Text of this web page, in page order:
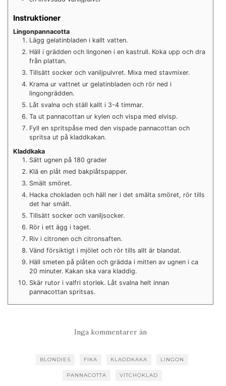
Instruktioner
Lingonpannacotta
Lägg gelatinbladen i kallt vatten.
Häll i grädden och lingonen i en kastrull. Koka upp och dra
från plattan.
Tillsätt socker och vaniljpulvret. Mixa med stavmixer.
Krama ur vattnet ur gelatinbladen och rör ned i
lingongrädden.
Låt svalna och ställ kallt i 3-4 timmar.
Ta ut pannacottan ur kylen och vispa med elvisp.
Fyll en spritspåse med den vispade pannacottan och
spritsa ut på kladdkakan.
Kladdkaka
Sätt ugnen på 180 grader
Klä en plåt med bakplåtspapper.
Smält smöret.
Hacka chokladen och häll ner i det smälta smöret, rör tills
det har smält.
Tillsätt socker och vaniljsocker.
Rör i ett ägg i taget.
Riv i citronen och citronsaften.
Vänd försiktigt i mjölet och rör tills allt är blandat.
Häll smeten på plåten och grädda i mitten av ugnen i ca
20 minuter. Kakan ska vara kladdig.
Skär rutor i valfri storlek. Låt svalna helt innan
pannacottan spritsas.
Inga kommentarer än
BLONDIES FIKA KLADDKAKA LINGON
PANNACOTTA VITCHOKLAD